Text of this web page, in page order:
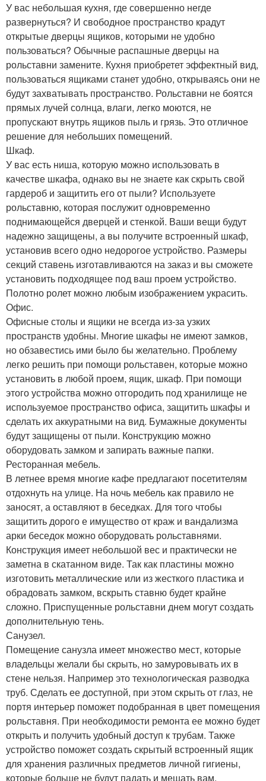
У вас небольшая кухня, где совершенно негде
развернуться? И свободное пространство крадут
открытые дверцы ящиков, которыми не удобно
пользоваться? Обычные распашные дверцы на
рольставни замените. Кухня приобретет эффектный вид,
пользоваться ящиками станет удобно, открываясь они не
будут захватывать пространство. Рольставни не боятся
прямых лучей солнца, влаги, легко моются, не
пропускают внутрь ящиков пыль и грязь. Это отличное
решение для небольших помещений.
Шкаф.
У вас есть ниша, которую можно использовать в
качестве шкафа, однако вы не знаете как скрыть свой
гардероб и защитить его от пыли? Используете
рольставню, которая послужит одновременно
поднимающейся дверцей и стенкой. Ваши вещи будут
надежно защищены, а вы получите встроенный шкаф,
установив всего одно недорогое устройство. Размеры
секций ставень изготавливаются на заказ и вы сможете
установить подходящее под ваш проем устройство.
Полотно ролет можно любым изображением украсить.
Офис.
Офисные столы и ящики не всегда из-за узких
пространств удобны. Многие шкафы не имеют замков,
но обзавестись ими было бы желательно. Проблему
легко решить при помощи рольставен, которые можно
установить в любой проем, ящик, шкаф. При помощи
этого устройства можно отгородить под хранилище не
используемое пространство офиса, защитить шкафы и
сделать их аккуратными на вид. Бумажные документы
будут защищены от пыли. Конструкцию можно
оборудовать замком и запирать важные папки.
Ресторанная мебель.
В летнее время многие кафе предлагают посетителям
отдохнуть на улице. На ночь мебель как правило не
заносят, а оставляют в беседках. Для того чтобы
защитить дорого е имущество от краж и вандализма
арки беседок можно оборудовать рольставнями.
Конструкция имеет небольшой вес и практически не
заметна в скатанном виде. Так как пластины можно
изготовить металлические или из жесткого пластика и
обрадовать замком, вскрыть ставню будет крайне
сложно. Приспущенные рольставни днем могут создать
дополнительную тень.
Санузел.
Помещение санузла имеет множество мест, которые
владельцы желали бы скрыть, но замуровывать их в
стене нельзя. Например это технологическая разводка
труб. Сделать ее доступной, при этом скрыть от глаз, не
портя интерьер поможет подобранная в цвет помещения
рольставня. При необходимости ремонта ее можно будет
открыть и получить удобный доступ к трубам. Также
устройство поможет создать скрытый встроенный ящик
для хранения различных предметов личной гигиены,
которые больше не будут падать и мешать вам.